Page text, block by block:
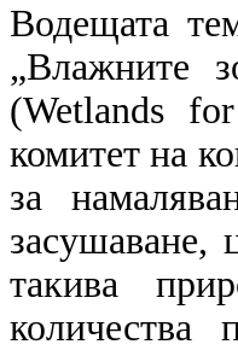
Водещата
„Влажните
(Wetlands
комитет на
за
засушаване,
такива